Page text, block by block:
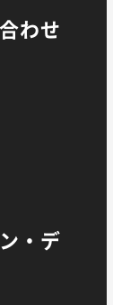
わせ
・デ